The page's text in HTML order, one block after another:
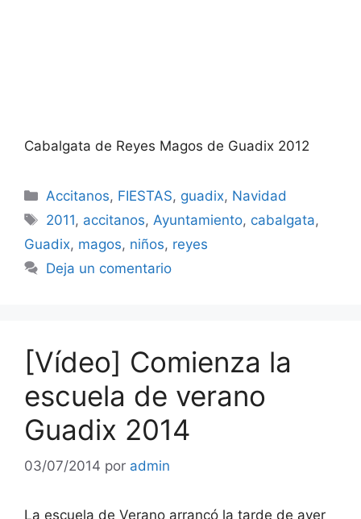
Cabalgata de Reyes Magos de Guadix 2012
Categorías
Accitanos, FIESTAS, guadix, Navidad
Etiquetas
2011, accitanos,Ayuntamiento, cabalgata,
Guadix, magos, niños, reyes
Deja un comentario
[Vídeo] Comienza la
escuela de verano
Guadix 2014
03/07/2014 por admin
La escuela de Verano arrancó la tarde de ayer